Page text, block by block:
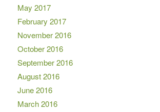
May 2017
February 2017
November 2016
October 2016
September 2016
August 2016
June 2016
March 2016